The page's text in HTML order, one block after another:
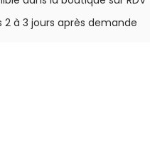
2 à 3 jours après demande